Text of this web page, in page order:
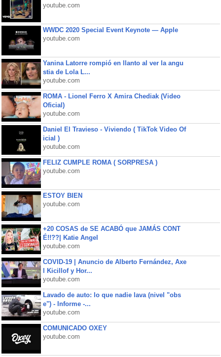
youtube.com
WWDC 2020 Special Event Keynote — Apple
youtube.com
Yanina Latorre rompió en llanto al ver la angu
stia de Lola L...
youtube.com
ROMA - Lionel Ferro X Amira Chediak (Video
Oficial)
youtube.com
Daniel El Travieso - Viviendo ( TikTok Video Of
icial )
youtube.com
FELIZ CUMPLE ROMA ( SORPRESA )
youtube.com
ESTOY BIEN
youtube.com
+20 COSAS de SE ACABÓ que JAMÁS CONT
É!!??| Katie Angel
youtube.com
COVID-19 | Anuncio de Alberto Fernández, Axe
l Kicillof y Hor...
youtube.com
Lavado de auto: lo que nadie lava (nivel "obs
e") - Informe -...
youtube.com
COMUNICADO OXEY
youtube.com